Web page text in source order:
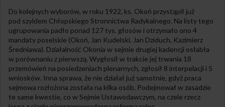
Do kolejnych wyborów, w roku 1922, ks. Okoń przystąpił już
pod szyldem Chłopskiego Stronnictwa Radykalnego. Na listy tego
ugrupowania padło ponad 127 tys. głosów i otrzymało ono 4
mandaty poselskie (Okoń, Jan Kudelski, Jan Dziduch, Kazimierz
Średniawa). Działalność Okonia w sejmie drugiej kadencji osłabła
w porównaniu z pierwszą. Wygłosił w trakcie jej trwania 18
przemówień na posiedzeniach plenarnych, zgłosił 8 interpelacji i 5
wniosków. Inna sprawa, że nie działał już samotnie, gdyż praca
sejmowa rozłożona została na kilka osób. Podejmował w zasadzie
te same kwestie, co w Sejmie Ustawodawczym, na czele rzecz